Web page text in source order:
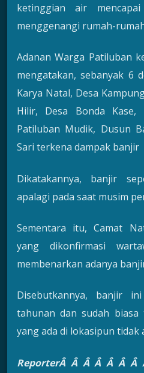
ketinggian air
menggenangi rumah-
Adanan Warga Patiluban
mengatakan, sebanyak 6
Karya Natal, Desa
Hilir, Desa Bonda Kase,
Patiluban Mudik, Dusun
Sari terkena dampak banjir
Dikatakannya, banjir
apalagi pada saat musim
Sementara itu, Camat
yang dikonfirmasi
membenarkan adanya
Disebutkannya, banjir
tahunan dan sudah biasa
yang ada di lokasipun tidak
ReporterÂ Â Â Â Â Â